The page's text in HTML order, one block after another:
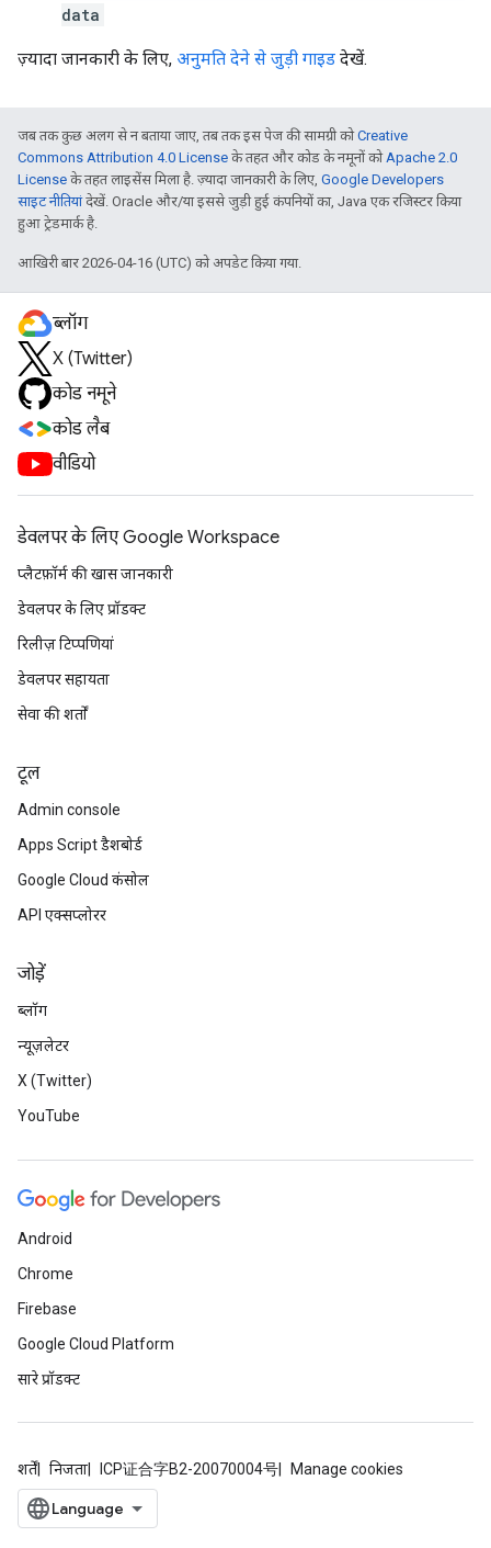
data
ज़्यादा जानकारी के लिए, अनुमति देने से जुड़ी गाइड देखें.
जब तक कुछ अलग से न बताया जाए, तब तक इस पेज की सामग्री कोCreative
Commons Attribution 4.0 License के तहत और कोड के नमूनों कोApache 2.0
License के तहत लाइसेंस मिला है. ज़्यादा जानकारी के लिए, Google Developers
साइट नीतियांदेखें. Oracle और/या इससे जुड़ी हुई कंपनियों का, Java एक रजिस्टर किया
हुआ ट्रेडमार्क है.
आखिरी बार 2026-04-16 (UTC) को अपडेट किया गया.
ब्लॉग
X (Twitter)
कोड नमूने
कोड लैब
वीडियो
डेवलपर के लिए Google Workspace
प्लैटफ़ॉर्म की खास जानकारी
डेवलपर के लिए प्रॉडक्ट
रिलीज़ टिप्पणियां
डेवलपर सहायता
सेवा की शर्तों
टूल
Admin console
Apps Script डैशबोर्ड
Google Cloud कंसोल
API एक्सप्लोरर
जोड़ें
ब्लॉग
न्यूज़लेटर
X (Twitter)
YouTube
Android
Chrome
Firebase
Google Cloud Platform
सारे प्रॉडक्ट
शर्तें निजता ICP证合字B2-20070004号 Manage cookies